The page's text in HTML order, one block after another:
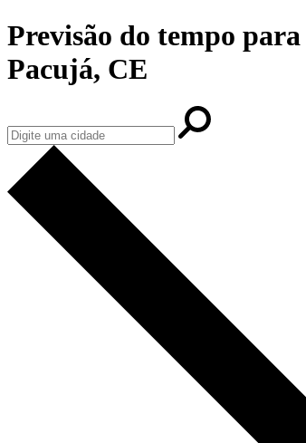
Previsão do tempo para
Pacujá, CE